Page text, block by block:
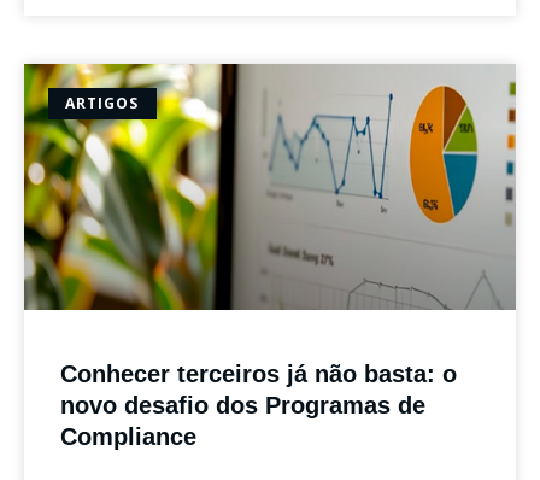
ARTIGOS
Conhecer terceiros já não basta: o
novo desafio dos Programas de
Compliance